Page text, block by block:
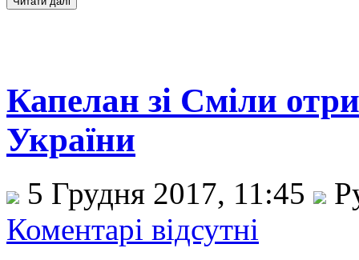
Капелан зі Сміли
України
5 Грудня 2017, 11:45
Коментарі відсутні